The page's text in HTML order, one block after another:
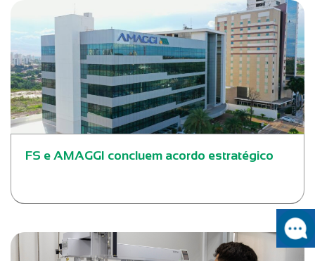
FS e AMAGGI concluem acordo estratégico